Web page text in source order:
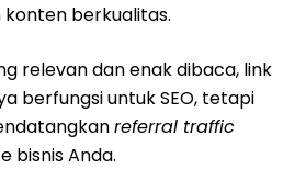
konten berkualitas.
relevan dan enak dibaca, link
berfungsi untuk SEO, tetapi
referral traffic
bisnis Anda.